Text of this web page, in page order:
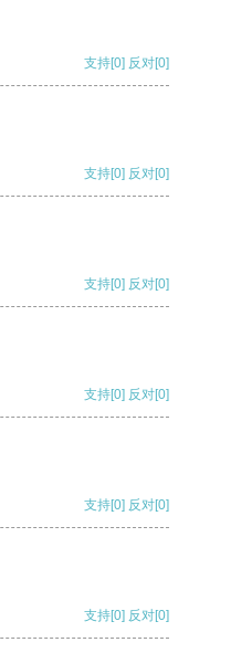
支持[0] 反对[0]
支持[0] 反对[0]
支持[0] 反对[0]
支持[0] 反对[0]
支持[0] 反对[0]
支持[0] 反对[0]